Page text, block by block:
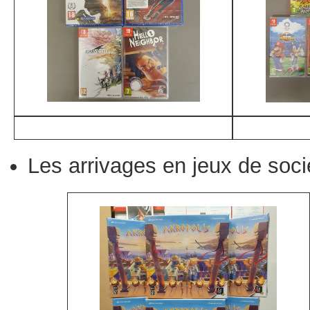
Les arrivages en jeux de